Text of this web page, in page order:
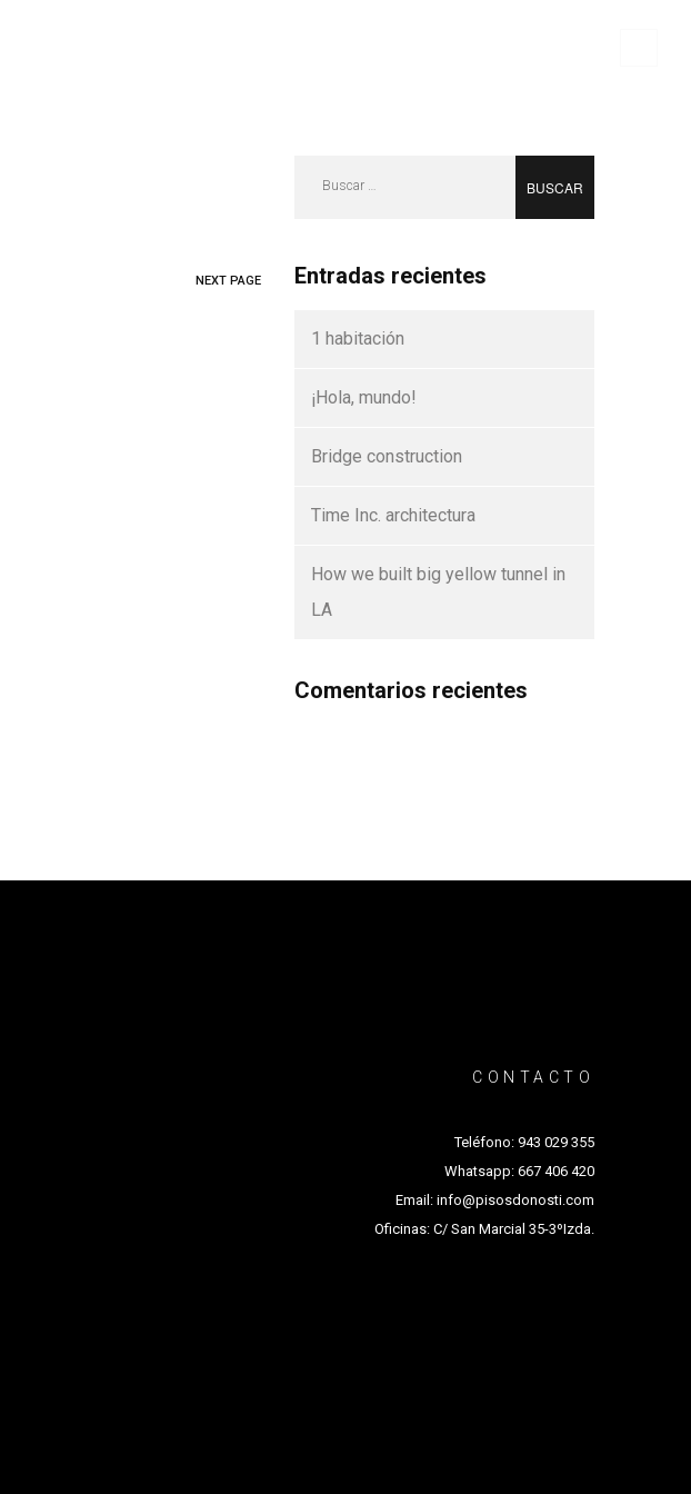
NEXT PAGE Entradas recientes
1 habitación
¡Hola, mundo!
Bridge construction
Time Inc. architectura
How we built big yellow tunnel in
LA
Comentarios recientes
CONTACTO
Teléfono: 943 029 355
Whatsapp: 667 406 420
Email: info@pisosdonosti.com
Oficinas: C/ San Marcial 35-3ºIzda.